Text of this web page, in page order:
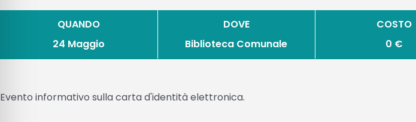
QUANDO
24 Maggio
DOVE
Biblioteca Comunale
COSTO
0 €
Evento informativo sulla carta d'identità elettronica.